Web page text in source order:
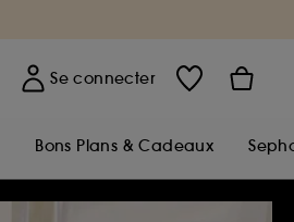
Se connecter
Bons Plans & Cadeaux